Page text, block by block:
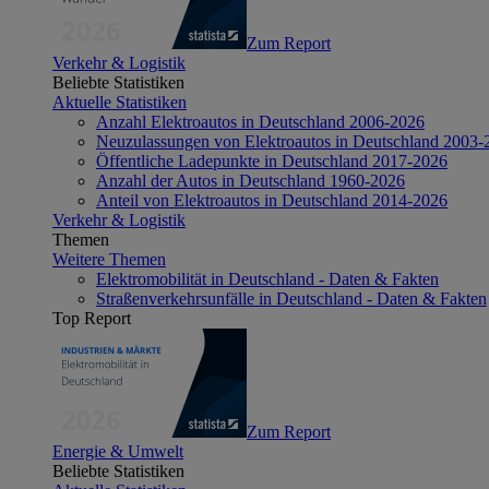
Zum Report
Verkehr & Logistik
Beliebte Statistiken
Aktuelle Statistiken
Anzahl Elektroautos in Deutschland 2006-2026
Neuzulassungen von Elektroautos in Deutschland 2003-
Öffentliche Ladepunkte in Deutschland 2017-2026
Anzahl der Autos in Deutschland 1960-2026
Anteil von Elektroautos in Deutschland 2014-2026
Verkehr & Logistik
Themen
Weitere Themen
Elektromobilität in Deutschland - Daten & Fakten
Straßenverkehrsunfälle in Deutschland - Daten & Fakten
Top Report
Zum Report
Energie & Umwelt
Beliebte Statistiken